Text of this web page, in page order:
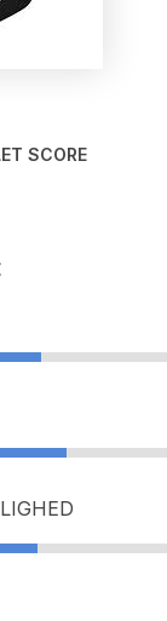
SCORE